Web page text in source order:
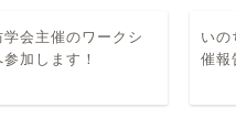
学会主催のワークシ
加します！
いの
催報